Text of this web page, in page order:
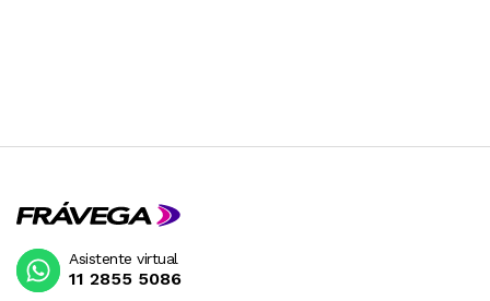
Asistente virtual
11 2855 5086